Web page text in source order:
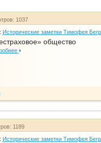
1037
Исторические заметки Тимофея
общество
1189
Исторические заметки Тимофея